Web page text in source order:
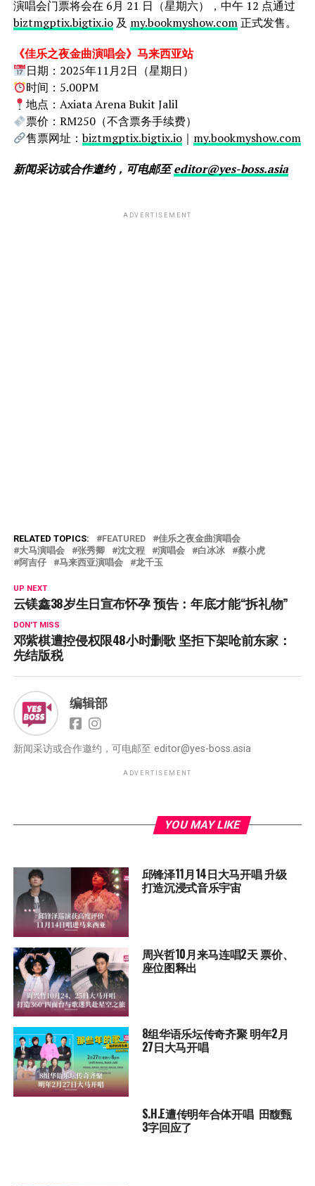
演唱会门票将会在 6⽉ 21 ⽇（星期六），中午 12 点通过
biztmgptix.bigtix.io及 my.bookmyshow.com正式发售。
《佳乐之夜⾦曲演唱会》马来西亚站
日期：2025年11月2日（星期日）
时间：5.00PM
地点：Axiata Arena Bukit Jalil
票价：RM250（不含票务⼿续费）
售票网址：biztmgptix.bigtix.io｜ my.bookmyshow.com
新闻采访或合作邀约，可电邮至editor@yes-boss.asia
ADVERTISEMENT
RELATED TOPICS: FEATURED
佳乐之夜⾦曲演唱会
大马演唱会
张秀卿 沈⽂程 演唱会 白冰冰
蔡小虎
阿吉仔
马来西亚演唱会 龙千玉
UP NEXT
云镁鑫38岁生日宣布怀孕 预告：年底才能“拆礼物”
DON'T MISS
邓紫棋遭控侵权限48小时删歌 坚拒下架呛前东家：
先结版税
编辑部
新闻采访或合作邀约，可电邮至 editor@yes-boss.asia
ADVERTISEMENT
YOU MAY LIKE
邱锋泽11月14日大马开唱 升级
打造沉浸式音乐宇宙
周兴哲10月来马连唱2天 票价、
座位图释出
8组华语乐坛传奇⻬聚 明年2月
27日大马开唱
S.H.E遭传明年合体开唱 田馥甄
3字回应了